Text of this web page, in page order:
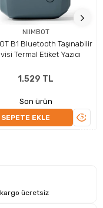
NIIMBOT
B1 Bluetooth Taşınabilir
Termal Etiket Yazıcı
1.529 TL
SEPETE EKLE
Son ürün
ücretsiz